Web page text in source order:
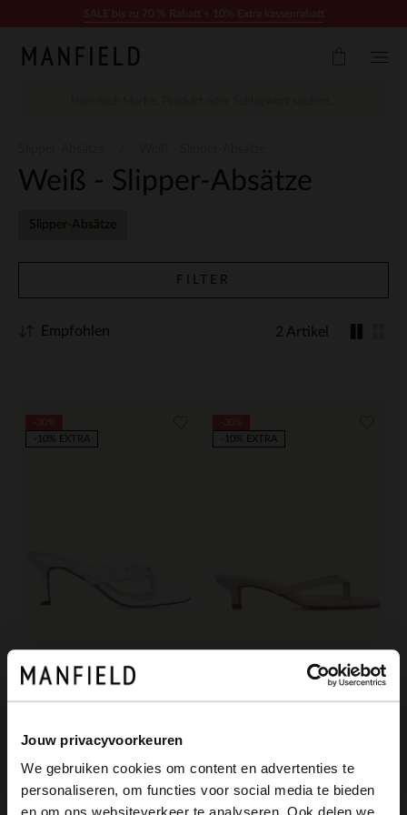
Jouw privacyvoorkeuren
We gebruiken cookies om content en advertenties te
personaliseren, om functies voor social media te bieden
Weiß - Slipper-Absätze
Slipper-Absätze
FILTER
2 Artikel
Empfohlen
Manfield
Weiße Sandaletten in Flecht-Optik
-10% EXTRA
Weiße Veloursleder-Sandaletten
-10% EXTRA